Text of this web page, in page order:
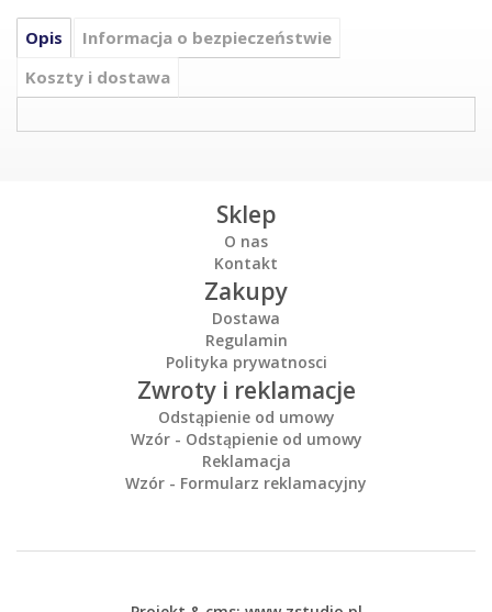
Opis
Informacja o bezpieczeństwie
Koszty i dostawa
Sklep
O nas
Kontakt
Zakupy
Dostawa
Regulamin
Polityka prywatnosci
Zwroty i reklamacje
Odstąpienie od umowy
Wzór - Odstąpienie od umowy
Reklamacja
Wzór - Formularz reklamacyjny